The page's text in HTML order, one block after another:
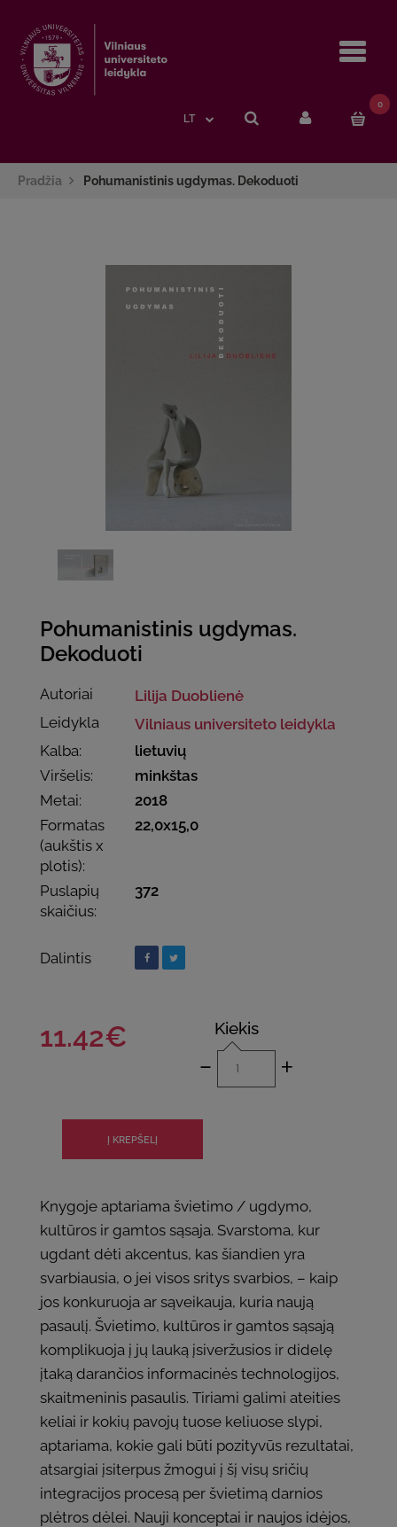
LT
0
Pradžia Pohumanistinis ugdymas. Dekoduoti
Pohumanistinis ugdymas.
Dekoduoti
Autoriai
Lilija Duoblienė
Leidykla
Vilniaus universiteto leidykla
Kalba:
lietuvių
Viršelis:
minkštas
Metai:
2018
Formatas
(aukštis x
plotis):
22,0x15,0
Puslapių
skaičius:
372
Dalintis
11.42€ Kiekis
- +
Knygoje aptariama švietimo / ugdymo,
kultūros ir gamtos sąsaja. Svarstoma, kur
ugdant dėti akcentus, kas šiandien yra
svarbiausia, o jei visos sritys svarbios, – kaip
jos konkuruoja ar sąveikauja, kuria naują
pasaulį. Švietimo, kultūros ir gamtos sąsają
komplikuoja į jų lauką įsiveržusios ir didelę
įtaką darančios informacinės technologijos,
skaitmeninis pasaulis. Tiriami galimi ateities
keliai ir kokių pavojų tuose keliuose slypi,
aptariama, kokie gali būti pozityvūs rezultatai,
atsargiai įsiterpus žmogui į šį visų sričių
integracijos procesą per švietimą darnios
plėtros dėlei. Nauji konceptai ir naujos idėjos,